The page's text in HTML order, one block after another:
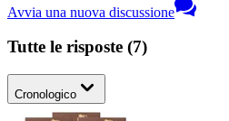
Avvia una nuova discussione
Tutte le risposte (7)
Cronologico